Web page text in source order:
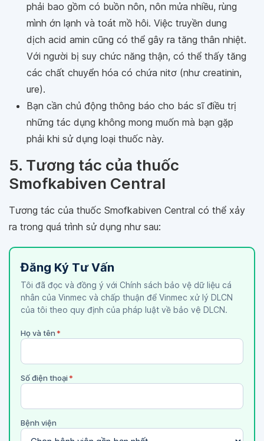
phải bao gồm có buồn nôn, nôn mửa nhiều, rùng
mình ớn lạnh và toát mồ hôi. Việc truyền dung
dịch acid amin cũng có thể gây ra tăng thân nhiệt.
Với người bị suy chức năng thận, có thể thấy tăng
các chất chuyển hóa có chứa nitơ (như creatinin,
ure).
Bạn cần chủ động thông báo cho bác sĩ điều trị
những tác dụng không mong muốn mà bạn gặp
phải khi sử dụng loại thuốc này.
5. Tương tác của thuốc
Smofkabiven Central
Tương tác của thuốc Smofkabiven Central có thể xảy
ra trong quá trình sử dụng như sau:
Đăng Ký Tư Vấn
Tôi đã đọc và đồng ý với Chính sách bảo vệ dữ liệu cá
nhân của Vinmec và chấp thuận để Vinmec xử lý DLCN
của tôi theo quy định của pháp luật về bảo vệ DLCN.
Họ và tên*
Số điện thoại*
Bệnh viện